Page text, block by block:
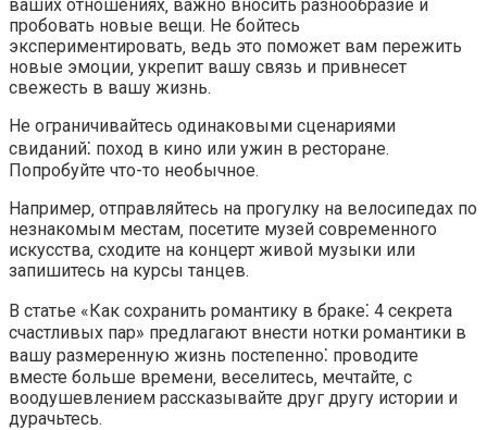
ваших отношениях‚ важно вносить разнообразие и
пробовать новые вещи.​ Не бойтесь
экспериментировать‚ ведь это поможет вам пережить
новые эмоции‚ укрепит вашу связь и привнесет
свежесть в вашу жизнь.​
Не ограничивайтесь одинаковыми сценариями
свиданий⁚ поход в кино или ужин в ресторане.​
Попробуйте что-то необычное.​
Например‚ отправляйтесь на прогулку на велосипедах по
незнакомым местам‚ посетите музей современного
искусства‚ сходите на концерт живой музыки или
запишитесь на курсы танцев.​
В статье «Как сохранить романтику в браке⁚ 4 секрета
счастливых пар» предлагают внести нотки романтики в
вашу размеренную жизнь постепенно⁚ проводите
вместе больше времени‚ веселитесь‚ мечтайте‚ с
воодушевлением рассказывайте друг другу истории и
дурачьтесь.​